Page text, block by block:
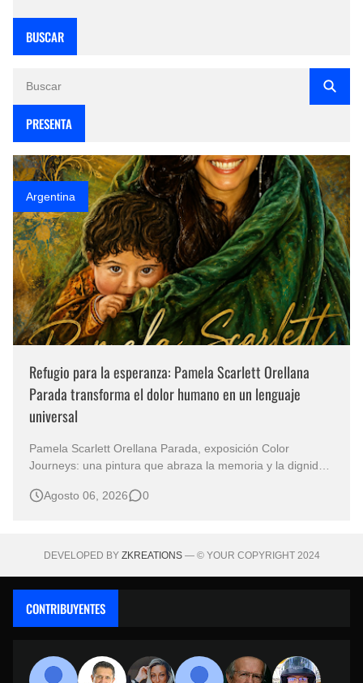
BUSCAR
PRESENTA
Argentina
Refugio para la esperanza: Pamela Scarlett Orellana
Parada transforma el dolor humano en un lenguaje
universal
Pamela Scarlett Orellana Parada, exposición Color
Journeys: una pintura que abraza la memoria y la dignidad
obras no necesitan levantar la voz para permanecer en la
Agosto 06, 2026 0
DEVELOPED BY ZKREATIONS— © YOUR COPYRIGHT 2024
CONTRIBUYENTES